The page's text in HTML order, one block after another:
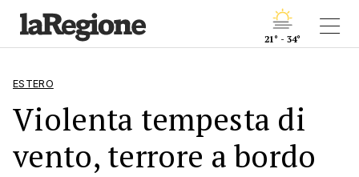
21° - 34°
ESTERO
Violenta tempesta di
vento, terrore a bordo